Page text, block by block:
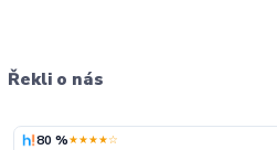
Řekli o nás
80 %★★★★☆